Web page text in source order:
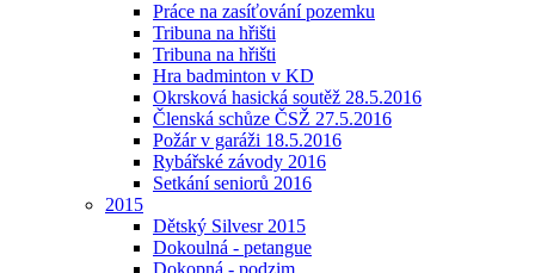
Práce na zasíťování pozemku
Tribuna na hřišti
Tribuna na hřišti
Hra badminton v KD
Okrsková hasická soutěž 28.5.2016
Členská schůze ČSŽ 27.5.2016
Požár v garáži 18.5.2016
Rybářské závody 2016
Setkání seniorů 2016
2015
Dětský Silvesr 2015
Dokoulná - petangue
Dokopná - podzim